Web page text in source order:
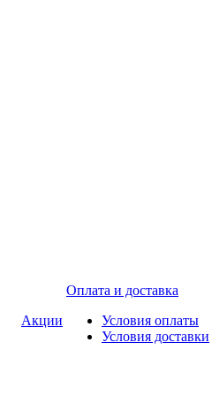
Акции
Оплата и доставка
Условия оплаты
Условия доставки